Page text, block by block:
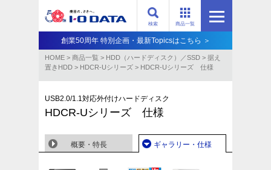
商品一覧
検索
創業50周年 特別企画・最新Topicsはこちら ＞
HOME > 商品一覧 > HDD（ハードディスク）／SSD > 据え
置きHDD > HDCR-Uシリーズ > HDCR-Uシリーズ 仕様
USB2.0/1.1対応外付けハードディスク
HDCR-Uシリーズ 仕様
概要・特長 ギャラリー・仕様